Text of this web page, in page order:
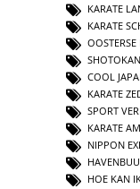
KARATE
KARATE
COOL
KARATE
SPORT
KARATE
NIPPON
HOE KAN